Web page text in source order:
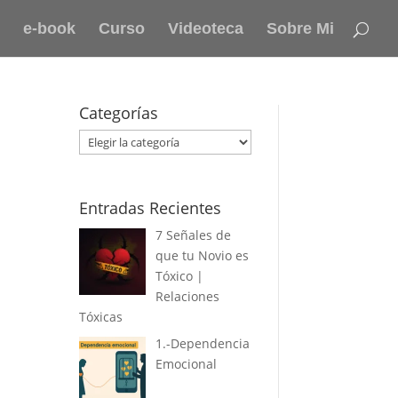
e-book Curso Videoteca Sobre Mi
Categorías
Categorías
Entradas Recientes
7 Señales de
que tu Novio es
Tóxico |
Relaciones
Tóxicas
1.-Dependencia
Emocional